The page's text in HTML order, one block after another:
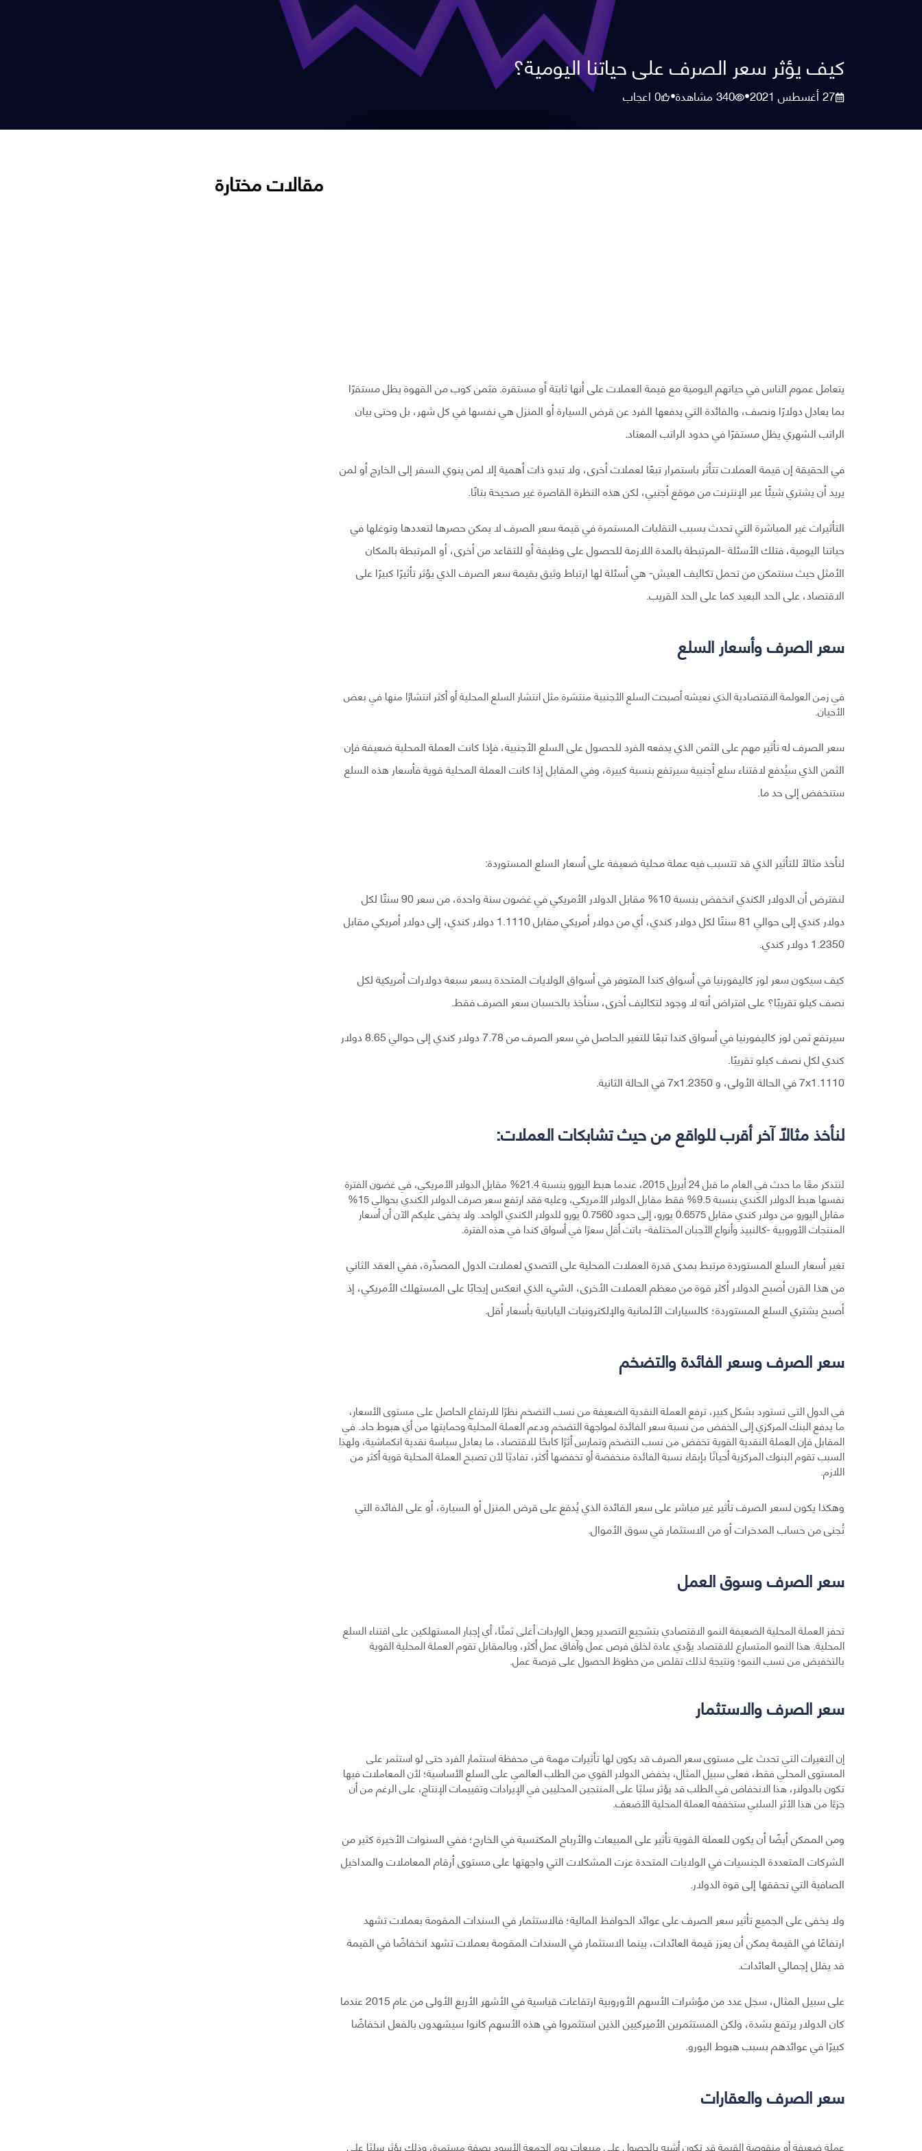
كيف يؤثر سعر الصرف على حياتنا اليومية؟
27 أغسطس 2021 •
340مشاهدة•
0اعجاب
يتعامل عموم الناس في حياتهم اليومية مع قيمة العملات على أنها ثابتة أو مستقرة. فثمن كوب من القهوة يظل مستقرًا
بما يعادل دولارًا ونصف، والفائدة التي يدفعها الفرد عن قرض السيارة أو المنزل هي نفسها في كل شهر، بل وحتى بيان
الراتب الشهري يظل مستقرًا في حدود الراتب المعتاد.
في الحقيقة إن قيمة العملات تتأثر باستمرار تبعًا لعملات أخرى، ولا تبدو ذات أهمية إلا لمن ينوي السفر إلى الخارج أو لمن
يريد أن يشتري شيئًا عبر الإنترنت من موقع أجنبي، لكن هذه النظرة القاصرة غير صحيحة بتاتًا.
التأثيرات غير المباشرة التي تحدث بسبب التقلبات المستمرة في قيمة سعر الصرف لا يمكن حصرها لتعددها وتوغلها في
حياتنا اليومية، فتلك الأسئلة -المرتبطة بالمدة اللازمة للحصول على وظيفة أو للتقاعد من أخرى، أو المرتبطة بالمكان
الأمثل حيث سنتمكن من تحمل تكاليف العيش- هي أسئلة لها ارتباط وثيق بقيمة سعر الصرف الذي يؤثر تأثيرًا كبيرًا على
الاقتصاد، على الحد البعيد كما على الحد القريب.
سعر الصرف وأسعار السلع
في زمن العولمة الاقتصادية الذي نعيشه أصبحت السلع الأجنبية منتشرة مثل انتشار السلع المحلية أو أكثر انتشارًا منها في بعض
الأحيان.
سعر الصرف له تأثير مهم على الثمن الذي يدفعه الفرد للحصول على السلع الأجنبية، فإذا كانت العملة المحلية ضعيفة فإن
الثمن الذي سيُدفع لاقتناء سلع أجنبية سيرتفع بنسبة كبيرة، وفي المقابل إذا كانت العملة المحلية قوية فأسعار هذه السلع
ستنخفض إلى حد ما.
لنأخذ مثالًا للتأثير الذي قد تتسبب فيه عملة محلية ضعيفة على أسعار السلع المستوردة:
لنفترض أن الدولار الكندي انخفض بنسبة 10% مقابل الدولار الأمريكي في غضون سنة واحدة، من سعر 90 سنتًا لكل
دولار كندي إلى حوالي 81 سنتًا لكل دولار كندي، أي من دولار أمريكي مقابل 1.1110 دولار كندي، إلى دولار أمريكي مقابل
1.2350 دولار كندي.
كيف سيكون سعر لوز كاليفورنيا في أسواق كندا المتوفر في أسواق الولايات المتحدة بسعر سبعة دولارات أمريكية لكل
نصف كيلو تقريبًا؟ على افتراض أنه لا وجود لتكاليف أخرى، سنأخذ بالحسبان سعر الصرف فقط.
سيرتفع ثمن لوز كاليفورنيا في أسواق كندا تبعًا للتغير الحاصل في سعر الصرف من 7.78 دولار كندي إلى حوالي 8.65 دولار
كندي لكل نصف كيلو تقريبًا.
7x1.1110 في الحالة الأولى، و 7x1.2350 في الحالة الثانية.
لنأخذ مثالًا آخر أقرب للواقع من حيث تشابكات العملات:
لنتذكر معًا ما حدث في العام ما قبل 24 أبريل 2015، عندما هبط اليورو بنسبة 21.4% مقابل الدولار الأمريكي، في غضون الفترة
نفسها هبط الدولار الكندي بنسبة 9.5% فقط مقابل الدولار الأمريكي، وعليه فقد ارتفع سعر صرف الدولار الكندي بحوالي 15%
مقابل اليورو من دولار كندي مقابل 0.6575 يورو، إلى حدود 0.7560 يورو للدولار الكندي الواحد. ولا يخفى عليكم الآن أن أسعار
المنتجات الأوروبية -كالنبيذ وأنواع الأجبان المختلفة- باتت أقل سعرًا في أسواق كندا في هذه الفترة.
تغير أسعار السلع المستوردة مرتبط بمدى قدرة العملات المحلية على التصدي لعملات الدول المصدِّرة، ففي العقد الثاني
من هذا القرن أصبح الدولار أكثر قوة من معظم العملات الأخرى، الشيء الذي انعكس إيجابًا على المستهلك الأمريكي، إذ
أصبح يشتري السلع المستوردة؛ كالسيارات الألمانية والإلكترونيات اليابانية بأسعار أقل.
سعر الصرف وسعر الفائدة والتضخم
في الدول التي تستورد بشكل كبير، ترفع العملة النقدية الضعيفة من نسب التضخم نظرًا للارتفاع الحاصل على مستوى الأسعار،
ما يدفع البنك المركزي إلى الخفض من نسبة سعر الفائدة لمواجهة التضخم ودعم العملة المحلية وحمايتها من أي هبوط حاد. في
المقابل فإن العملة النقدية القوية تخفض من نسب التضخم وتمارس أثرًا كابحًا للاقتصاد، ما يعادل سياسة نقدية انكماشية، ولهذا
السبب تقوم البنوك المركزية أحيانًا بإبقاء نسبة الفائدة منخفضة أو تخفضها أكثر، تفاديًا لأن تصبح العملة المحلية قوية أكثر من
اللازم.
وهكذا يكون لسعر الصرف تأثير غير مباشر على سعر الفائدة الذي يُدفع على قرض المنزل أو السيارة، أو على الفائدة التي
تُجنى من حساب المدخرات أو من الاستثمار في سوق الأموال.
سعر الصرف وسوق العمل
تحفز العملة المحلية الضعيفة النمو الاقتصادي بتشجيع التصدير وجعل الواردات أغلى ثمنًا، أي إجبار المستهلكين على اقتناء السلع
المحلية. هذا النمو المتسارع للاقتصاد يؤدي عادة لخلق فرص عمل وآفاق عمل أكثر، وبالمقابل تقوم العملة المحلية القوية
بالتخفيض من نسب النمو؛ ونتيجة لذلك تقلص من حظوظ الحصول على فرصة عمل.
سعر الصرف والاستثمار
إن التغيرات التي تحدث على مستوى سعر الصرف قد يكون لها تأثيرات مهمة في محفظة استثمار الفرد حتى لو استثمر على
المستوى المحلي فقط، فعلى سبيل المثال، يخفض الدولار القوي من الطلب العالمي على السلع الأساسية؛ لأن المعاملات فيها
تكون بالدولار، هذا الانخفاض في الطلب قد يؤثر سلبًا على المنتجين المحليين في الإيرادات وتقييمات الإنتاج، على الرغم من أن
جزءًا من هذا الأثر السلبي ستخففه العملة المحلية الأضعف.
ومن الممكن أيضًا أن يكون للعملة القوية تأثير على المبيعات والأرباح المكتسبة في الخارج؛ ففي السنوات الأخيرة كثير من
الشركات المتعددة الجنسيات في الولايات المتحدة عزت المشكلات التي واجهتها على مستوى أرقام المعاملات والمداخيل
الصافية التي تحققها إلى قوة الدولار.
ولا يخفى على الجميع تأثير سعر الصرف على عوائد الحوافظ المالية؛ فالاستثمار في السندات المقومة بعملات تشهد
ارتفاعًا في القيمة يمكن أن يعزز قيمة العائدات، بينما الاستثمار في السندات المقومة بعملات تشهد انخفاضًا في القيمة
قد يقلل إجمالي العائدات.
على سبيل المثال، سجل عدد من مؤشرات الأسهم الأوروبية ارتفاعات قياسية في الأشهر الأربع الأولى من عام 2015 عندما
كان الدولار يرتفع بشدة، ولكن المستثمرين الأميركيين الذين استثمروا في هذه الأسهم كانوا سيشهدون بالفعل انخفاضًا
كبيرًا في عوائدهم بسبب هبوط اليورو.
سعر الصرف والعقارات
عملة ضعيفة أو منقوصة القيمة قد تكون أشبه بالحصول على مبيعات يوم الجمعة الأسود بصفة مستمرة، وذلك يؤثر سلبًا على
مقالات مختارة